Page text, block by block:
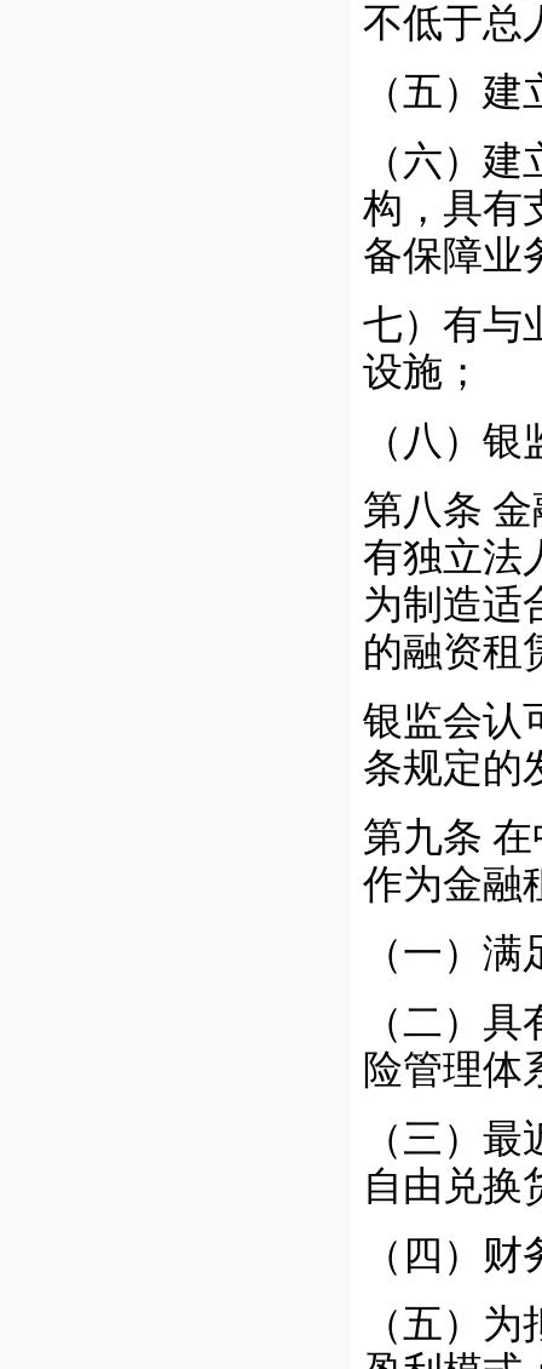
不低于总
（五）
（六）
构，具有
备保障业
七）有与
设施；
（八）
第八条
有独立法
为制造适
的融资租
银监会认
条规定的
第九条
作为金融
（一）
（二）
险管理体
（三）
自由兑换
（四）
（五）